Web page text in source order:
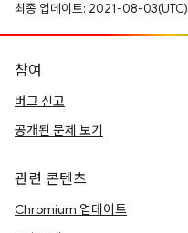
최종 업데이트: 2021-08-03(UTC)
참여
버그 신고
공개된 문제 보기
관련 콘텐츠
Chromium 업데이트